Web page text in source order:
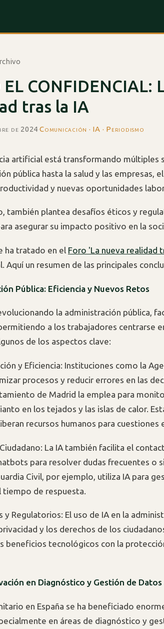
EL CONFIDENCIAL:
tras la IA
de 2024·Comunicación · IA · Periodismo
artificial está transformando múltiples
pública hasta la salud y las empresas,
y nuevas oportunidades
también plantea desafíos éticos y
asegurar su impacto positivo en la
ha tratado en el Foro 'La nueva realidad
Aquí un resumen de las principales
Pública: Eficiencia y Nuevos Retos
la administración pública,
a los trabajadores centrarse
de los aspectos clave:
y Eficiencia: Instituciones como la
procesos y reducir errores en las
de Madrid la emplea para
en los tejados y las islas de calor.
recursos humanos para cuestiones
La IA también facilita el
para resolver dudas frecuentes o
Civil, por ejemplo, utiliza IA para
de respuesta.
y Regulatorios: El uso de IA en la
y los derechos de los
beneficios tecnológicos con la
en Diagnóstico y Gestión de Datos
en España se ha beneficiado
en áreas de diagnóstico y